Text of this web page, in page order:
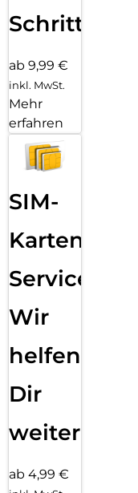
Schritten
ab 9,99 €
inkl. MwSt.
Mehr
erfahren
SIM-
Karten
Service:
Wir
helfen
Dir
weiter
ab 4,99 €